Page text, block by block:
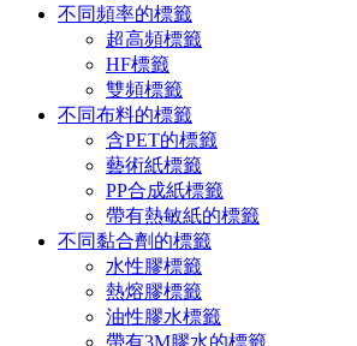
不同頻率的標籤
超高頻標籤
HF標籤
雙頻標籤
不同布料的標籤
含PET的標籤
藝術紙標籤
PP合成紙標籤
帶有熱敏紙的標籤
不同黏合劑的標籤
水性膠標籤
熱熔膠標籤
油性膠水標籤
帶有3M膠水的標籤